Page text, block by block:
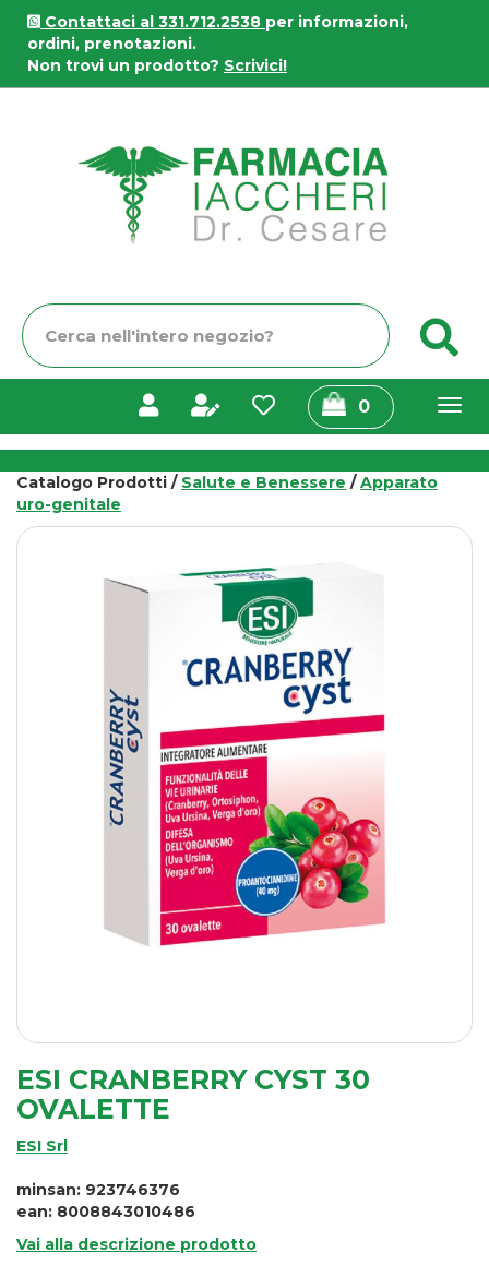
Passa
contenuto
principale
Contattaci al 331.712.2538 per informazioni,
ordini, prenotazioni.
Non trovi un prodotto? Scrivici!
Cerca
Prodotto
0prodotti
inseriti
Catalogo Prodotti / Salute e Benessere /Apparato
uro-genitale
ESI CRANBERRY CYST 30
OVALETTE
ESI Srl
minsan: 923746376
ean: 8008843010486
Vai alla descrizione prodotto